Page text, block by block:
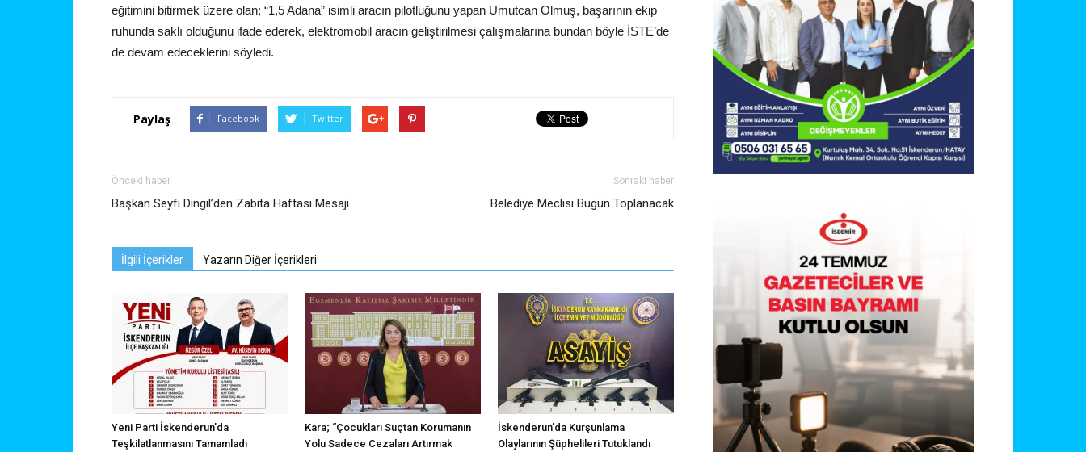
eğitimini bitirmek üzere olan; “1,5 Adana” isimli aracın pilotluğunu yapan Umutcan Olmuş, başarının ekip
ruhunda saklı olduğunu ifade ederek, elektromobil aracın geliştirilmesi çalışmalarına bundan böyle İSTE’de
de devam edeceklerini söyledi.
Paylaş Facebook Twitter
Önceki haber
Başkan Seyfi Dingil’den Zabıta Haftası Mesajı
Sonraki haber
Belediye Meclisi Bugün Toplanacak
İlgili İçerikler Yazarın Diğer İçerikleri
Yeni Parti İskenderun’da
Teşkilatlanmasını Tamamladı
Kara; “Çocukları Suçtan Korumanın
Yolu Sadece Cezaları Artırmak
İskenderun’da Kurşunlama
Olaylarının Şüphelileri Tutuklandı